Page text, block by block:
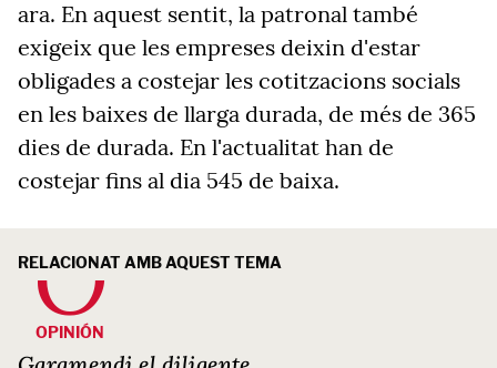
ara. En aquest sentit, la patronal també
exigeix que les empreses deixin d'estar
obligades a costejar les cotitzacions socials
en les baixes de llarga durada, de més de 365
dies de durada. En l'actualitat han de
costejar fins al dia 545 de baixa.
RELACIONAT AMB AQUEST TEMA
OPINIÓN